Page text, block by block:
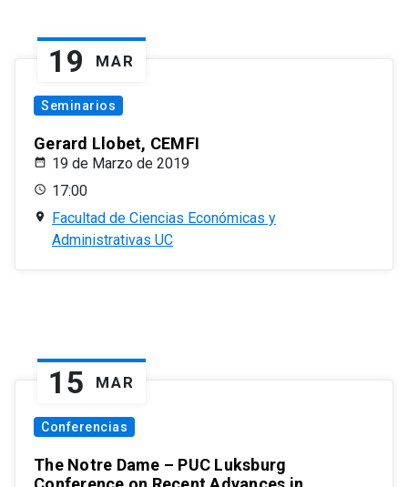
19 MAR
Seminarios
Gerard Llobet, CEMFI
19 de Marzo de 2019
17:00
Facultad de Ciencias Económicas y
Administrativas UC
15 MAR
Conferencias
The Notre Dame – PUC Luksburg